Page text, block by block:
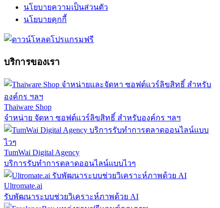
นโยบายความเป็นส่วนตัว
นโยบายคุกกี้
บริการของเรา
Thaiware Shop
จำหน่าย จัดหา ซอฟต์แวร์ลิขสิทธิ์ สำหรับองค์กร ฯลฯ
TumWai Digital Agency
บริการรับทำการตลาดออนไลน์แบบไวๆ
Ultromate.ai
รับพัฒนาระบบช่วยวิเคราะห์ภาพด้วย AI